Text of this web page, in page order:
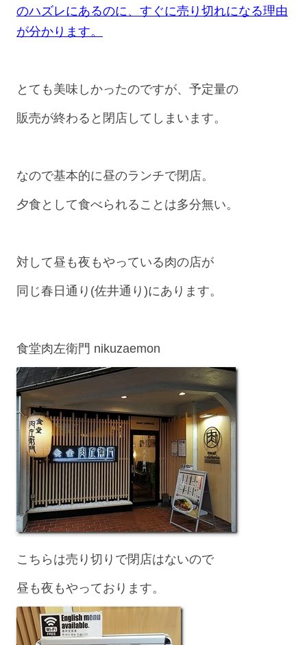
のハズレにあるのに、すぐに売り切れになる理由
が分かります。
とても美味しかったのですが、予定量の
販売が終わると閉店してしまいます。
なので基本的に昼のランチで閉店。
夕食として食べられることは多分無い。
対して昼も夜もやっている肉の店が
同じ春日通り(佐井通り)にあります。
食堂肉左衛門 nikuzaemon
こちらは売り切りで閉店はないので
昼も夜もやっております。